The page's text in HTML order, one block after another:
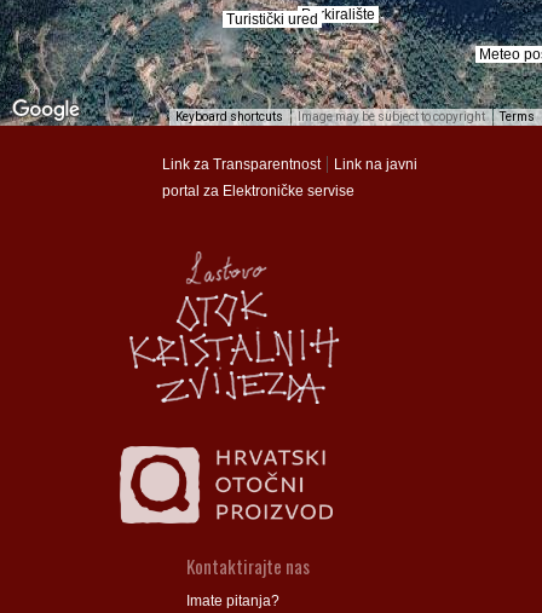
Meteo
Turistički uredParkiralište
Groblje
Meteo
Turistički uredParkiralište
Groblje
Keyboard shortcuts Image may be subject to copyright Terms
Link za Transparentnost| Link na javni
portal za Elektroničke servise
Kontaktirajte nas
Imate pitanja?